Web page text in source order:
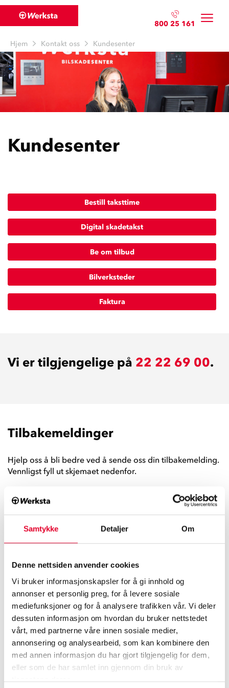
Samtykke Detaljer Om
Denne nettsiden anvender cookies
Vi bruker informasjonskapsler for å gi innhold og
annonser et personlig preg, for å levere sosiale
mediefunksjoner og for å analysere trafikken vår. Vi deler
dessuten informasjon om hvordan du bruker nettstedet
vårt, med partnerne våre innen sosiale medier,
annonsering og analysearbeid, som kan kombinere den
med annen informasjon du har gjort tilgjengelig for dem,
eller som de har samlet inn gjennom din bruk av
tjenestene deres.
800 25 161
Hjem Kontakt oss Kundesenter
Kundesenter
Bestill taksttime
Digital skadetakst
Be om tilbud
Bilverksteder
Faktura
Vi er tilgjengelige på 22 22 69 00.
Tilbakemeldinger
Hjelp oss å bli bedre ved å sende oss din tilbakemelding.
Vennligst fyll ut skjemaet nedenfor.
Tilbakemelding fra deg
Tilbakemeldingen refererer til verkstedet i